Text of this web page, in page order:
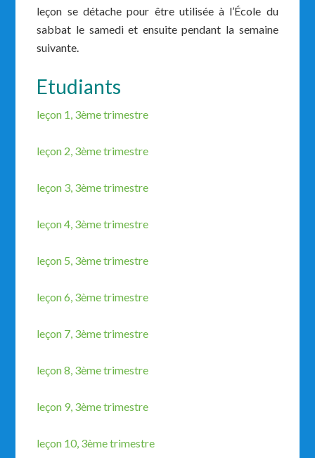
leçon se détache pour être utilisée à l’École du
sabbat le samedi et ensuite pendant la semaine
suivante.
Etudiants
leçon 1, 3ème trimestre
leçon 2, 3ème trimestre
leçon 3, 3ème trimestre
leçon 4, 3ème trimestre
leçon 5, 3ème trimestre
leçon 6, 3ème trimestre
leçon 7, 3ème trimestre
leçon 8, 3ème trimestre
leçon 9, 3ème trimestre
leçon 10, 3ème trimestre